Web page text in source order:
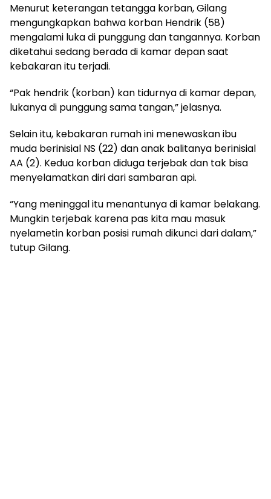
Menurut keterangan tetangga korban, Gilang
mengungkapkan bahwa korban Hendrik (58)
mengalami luka di punggung dan tangannya. Korban
diketahui sedang berada di kamar depan saat
kebakaran itu terjadi.
“Pak hendrik (korban) kan tidurnya di kamar depan,
lukanya di punggung sama tangan,” jelasnya.
Selain itu, kebakaran rumah ini menewaskan ibu
muda berinisial NS (22) dan anak balitanya berinisial
AA (2). Kedua korban diduga terjebak dan tak bisa
menyelamatkan diri dari sambaran api.
“Yang meninggal itu menantunya di kamar belakang.
Mungkin terjebak karena pas kita mau masuk
nyelametin korban posisi rumah dikunci dari dalam,”
tutup Gilang.